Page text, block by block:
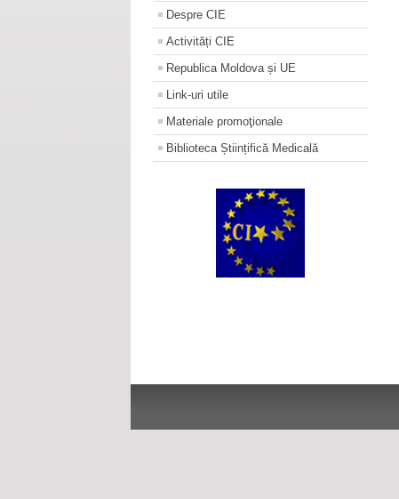
Despre CIE
Activități CIE
Republica Moldova și UE
Link-uri utile
Materiale promoţionale
Biblioteca Științifică Medicală